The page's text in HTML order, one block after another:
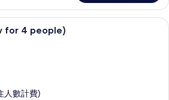
書桌、遮光布/窗簾、免費無線上網、
for 4 people)
人數計費)